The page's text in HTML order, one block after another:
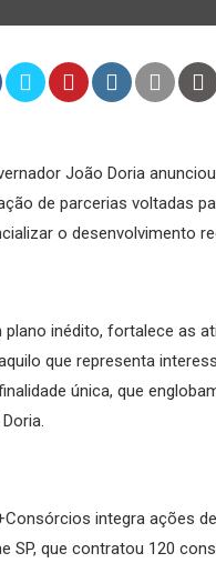
João Doria
de parcerias voltadas
o desenvolvimento
plano inédito, fortalece as
que representa
única, que
integra ações
SP, que contratou 120